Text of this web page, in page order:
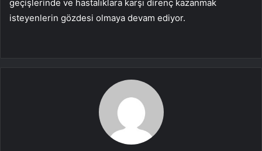
geçişlerinde ve hastalıklara karşı direnç kazanmak
isteyenlerin gözdesi olmaya devam ediyor.